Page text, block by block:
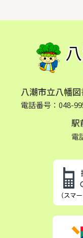
八潮市立八幡
電話番号：048-
駅
電